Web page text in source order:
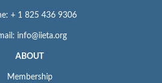
+ 1 825 436 9306
info@iieta.org
ABOUT
Membership